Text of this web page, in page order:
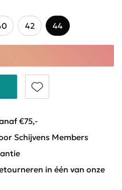
42 44
€75,-
Schijvens Members
in één van onze